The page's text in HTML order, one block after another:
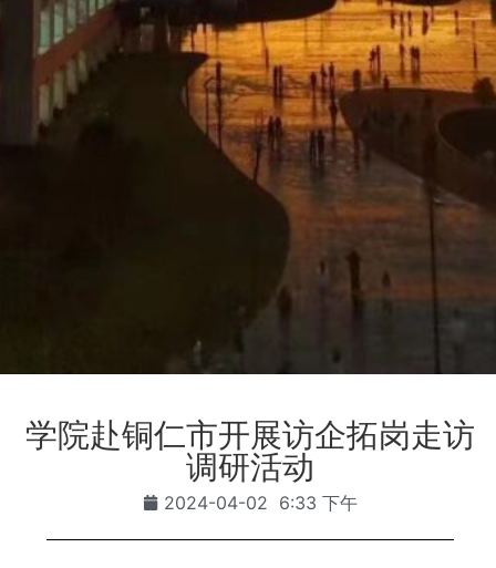
学院赴铜仁市开展访企拓岗走访
调研活动
2024-04-02 6:33 下午